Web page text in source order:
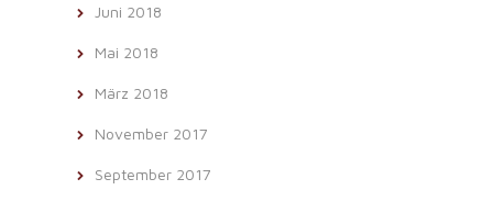
Juni 2018
Mai 2018
März 2018
November 2017
September 2017